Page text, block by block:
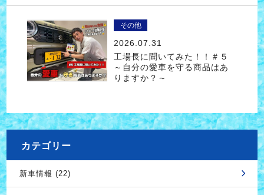
その他
2026.07.31
工場長に聞いてみた！！＃５
～自分の愛車を守る商品はあ
りますか？～
カテゴリー
新車情報 (22)